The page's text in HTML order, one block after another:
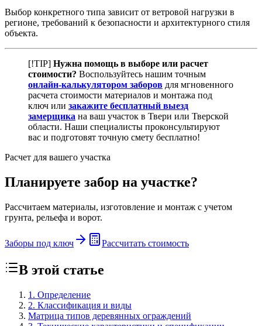
Выбор конкретного типа зависит от ветровой нагрузки в
регионе, требований к безопасности и архитектурного стиля
объекта.
[!TIP] Нужна помощь в выборе или расчет
стоимости? Воспользуйтесь нашим точным
онлайн-калькулятором заборов для мгновенного
расчета стоимости материалов и монтажа под
ключ или закажите бесплатный выезд
замерщика на ваш участок в Твери или Тверской
области. Наши специалисты проконсультируют
вас и подготовят точную смету бесплатно!
Расчет для вашего участка
Планируете забор на участке?
Рассчитаем материалы, изготовление и монтаж с учетом
грунта, рельефа и ворот.
Заборы под ключ Рассчитать стоимость
В этой статье
1. Определение
2. Классификация и виды
Матрица типов деревянных ограждений